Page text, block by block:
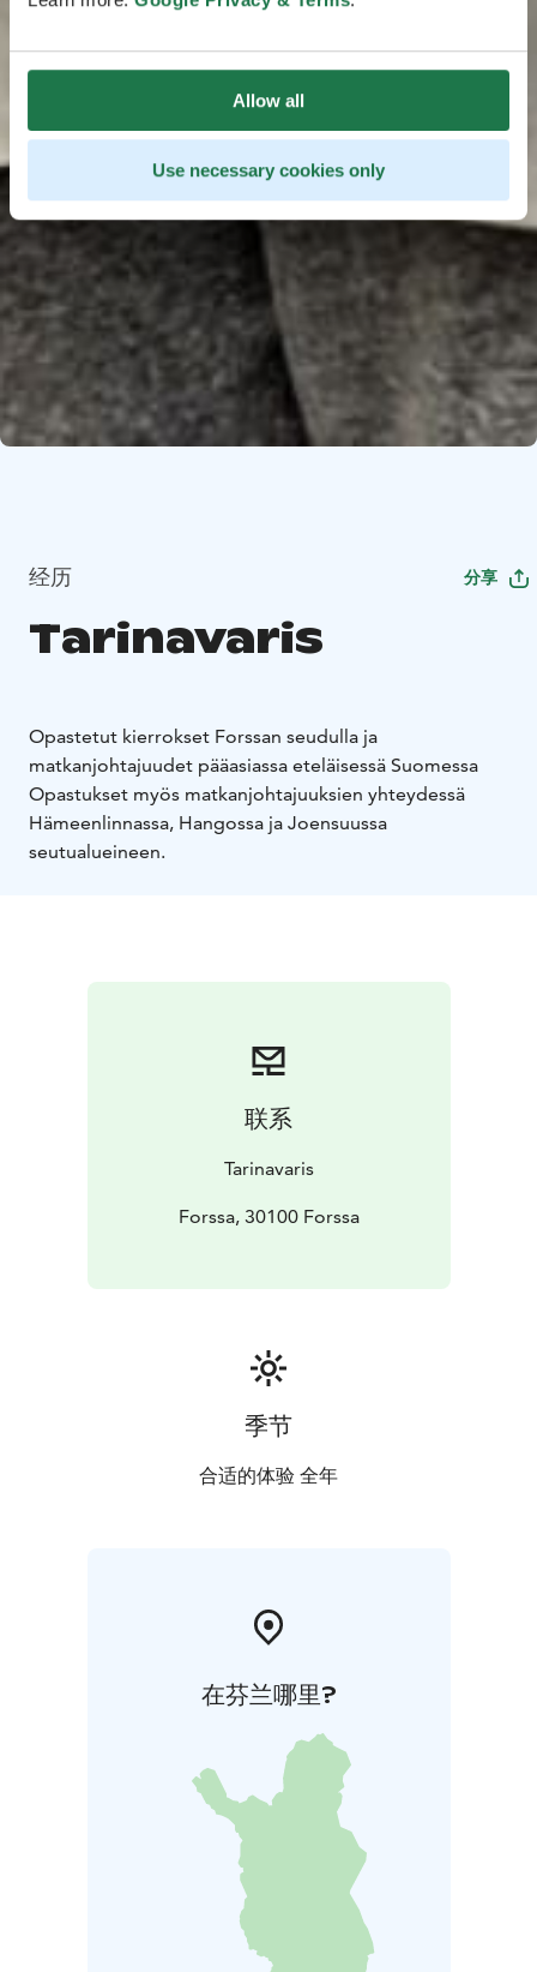
Allow all
Use necessary cookies only
经历 分享
Tarinavaris
Opastetut kierrokset Forssan seudulla ja
matkanjohtajuudet pääasiassa eteläisessä Suomessa
Opastukset myös matkanjohtajuuksien yhteydessä
Hämeenlinnassa, Hangossa ja Joensuussa
seutualueineen.
联系
Tarinavaris
Forssa, 30100 Forssa
季节
合适的体验 全年
在芬兰哪里?